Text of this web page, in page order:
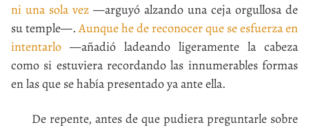
ni una sola vez —arguyó alzando una ceja orgullosa de
su temple—.Aunque he de reconocer que se esfuerza en
intentarlo —añadió ladeando ligeramente la cabeza
como si estuviera recordando las innumerables formas
en las que se había presentado ya ante ella.
De repente, antes de que pudiera preguntarle sobre